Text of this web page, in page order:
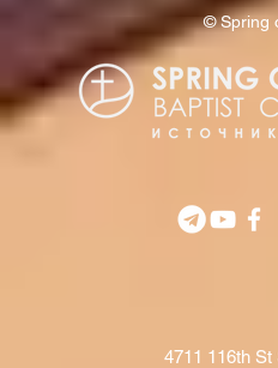
© Spring
4711 116th St